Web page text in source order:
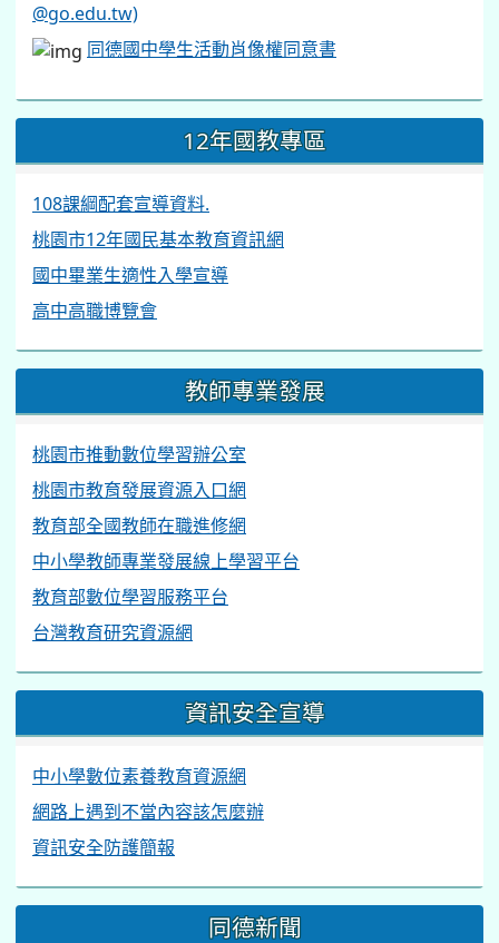
同德國中學生活動肖像權同意書
12年國教專區
桃園市12年國民基本教育資訊網
國中畢業生適性入學宣導
高中高職博覽會
教師專業發展
桃園市教育發展資源入口網
教育部全國教師在職進修網
中小學教師專業發展線上學習平台
教育部數位學習服務平台
台灣教育研究資源網
資訊安全宣導
網路上遇到不當內容該怎麼辦
資訊安全防護簡報
同德新聞